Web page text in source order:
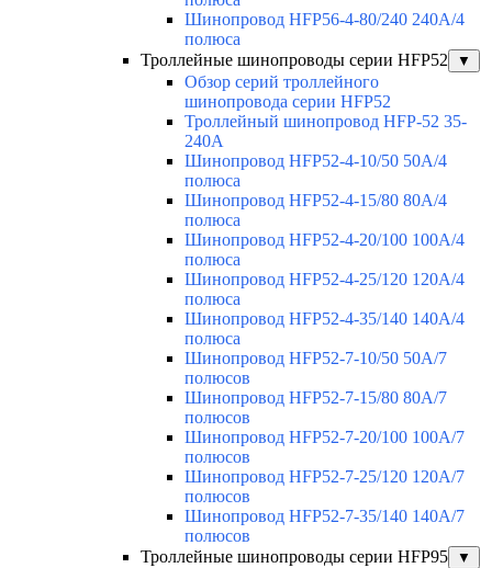
Шинопровод HFP56-4-80/240 240А/4
полюса
Троллейные шинопроводы серии HFP52
▼
Обзор серий троллейного
шинопровода серии HFP52
Троллейный шинопровод HFP-52 35-
240А
Шинопровод HFP52-4-10/50 50A/4
полюса
Шинопровод HFP52-4-15/80 80A/4
полюса
Шинопровод HFP52-4-20/100 100А/4
полюса
Шинопровод HFP52-4-25/120 120А/4
полюса
Шинопровод HFP52-4-35/140 140А/4
полюса
Шинопровод HFP52-7-10/50 50А/7
полюсов
Шинопровод HFP52-7-15/80 80А/7
полюсов
Шинопровод HFP52-7-20/100 100А/7
полюсов
Шинопровод HFP52-7-25/120 120А/7
полюсов
Шинопровод HFP52-7-35/140 140А/7
полюсов
Троллейные шинопроводы серии HFP95
▼